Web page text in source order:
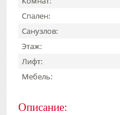
Спален:
Санузлов:
Этаж:
Лифт:
Мебель:
Описание: